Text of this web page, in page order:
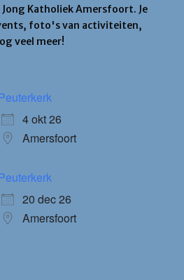
Katholiek Amersfoort. Je
foto's van activiteiten,
veel meer!
4 okt 26
Amersfoort
20 dec 26
Amersfoort